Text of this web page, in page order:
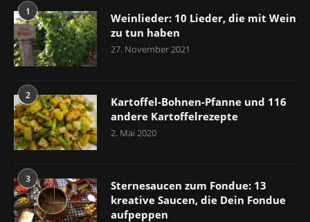
1
Weinlieder: 10 Lieder, die mit Wein
zu tun haben
27. November 2021
2
Kartoffel-Bohnen-Pfanne und 116
andere Kartoffelrezepte
2. Mai 2020
3
Sternesaucen zum Fondue: 13
kreative Saucen, die Dein Fondue
aufpeppen